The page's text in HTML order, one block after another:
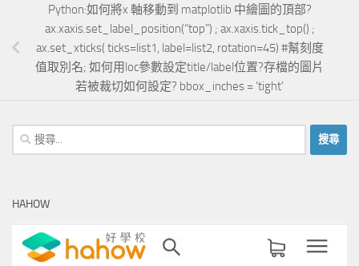
Python:如何將x 軸移動到 matplotlib 中繪圖的頂部?
ax.xaxis.set_label_position(“top”) ; ax.xaxis.tick_top() ;
ax.set_xticks( ticks=list1, label=list2, rotation=45) #幫刻度
值取別名; 如何用loc參數設定title/label位置?存檔的圖片
若被裁切如何設定? bbox_inches = ‘tight’
搜
尋
字:
HAHOW